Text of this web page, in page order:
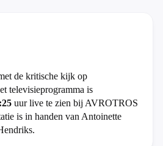
de kritische kijk op
televisieprogramma is
uur live te zien bij AVROTROS
is in handen van Antoinette